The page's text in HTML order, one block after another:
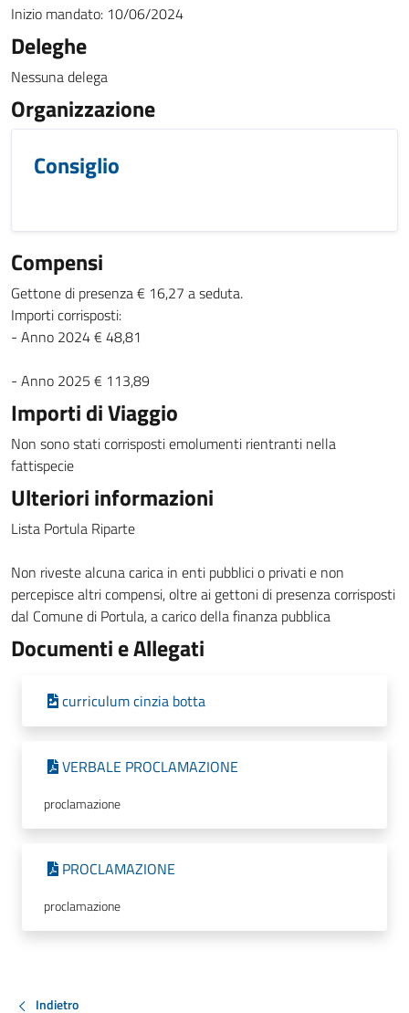
Inizio mandato: 10/06/2024
Deleghe
Nessuna delega
Organizzazione
Consiglio
Compensi
Gettone di presenza € 16,27 a seduta.
Importi corrisposti:
- Anno 2024 € 48,81
- Anno 2025 € 113,89
Importi di Viaggio
Non sono stati corrisposti emolumenti rientranti nella
fattispecie
Ulteriori informazioni
Lista Portula Riparte
Non riveste alcuna carica in enti pubblici o privati e non
percepisce altri compensi, oltre ai gettoni di presenza corrisposti
dal Comune di Portula, a carico della finanza pubblica
Documenti e Allegati
curriculum cinzia botta
VERBALE PROCLAMAZIONE
proclamazione
PROCLAMAZIONE
proclamazione
Indietro